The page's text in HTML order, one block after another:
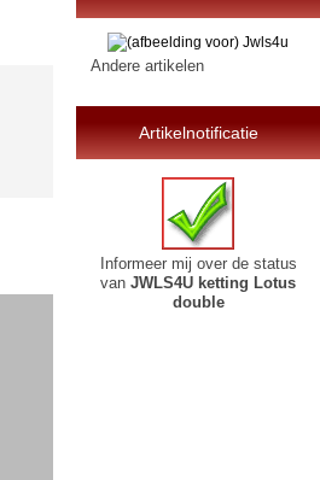
Andere artikelen
Artikelnotificatie
Informeer mij over de status
vanJWLS4U ketting Lotus
double